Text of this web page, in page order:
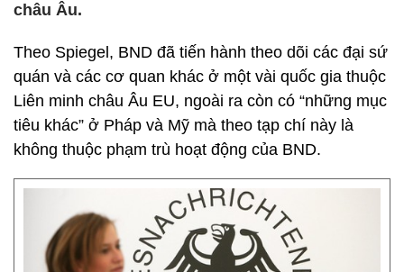
châu Âu.
Theo Spiegel, BND đã tiến hành theo dõi các đại sứ
quán và các cơ quan khác ở một vài quốc gia thuộc
Liên minh châu Âu EU, ngoài ra còn có “những mục
tiêu khác” ở Pháp và Mỹ mà theo tạp chí này là
không thuộc phạm trù hoạt động của BND.